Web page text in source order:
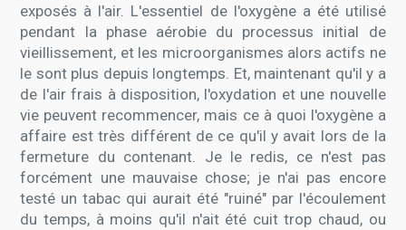
exposés à l'air. L'essentiel de l'oxygène a été utilisé
pendant la phase aérobie du processus initial de
vieillissement, et les microorganismes alors actifs ne
le sont plus depuis longtemps. Et, maintenant qu'il y a
de l'air frais à disposition, l'oxydation et une nouvelle
vie peuvent recommencer, mais ce à quoi l'oxygène a
affaire est très différent de ce qu'il y avait lors de la
fermeture du contenant. Je le redis, ce n'est pas
forcément une mauvaise chose; je n'ai pas encore
testé un tabac qui aurait été "ruiné" par l'écoulement
du temps, à moins qu'il n'ait été cuit trop chaud, ou